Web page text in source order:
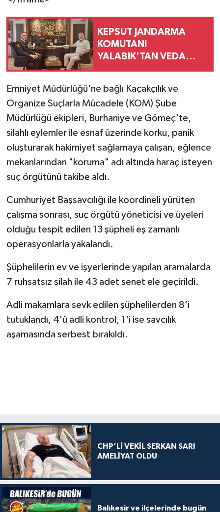
KEPSUT JANDARMA
KOMUTANI
YALABIK'TAN VEDA
Emniyet Müdürlüğü'ne bağlı Kaçakçılık ve
Organize Suçlarla Mücadele (KOM) Şube
Müdürlüğü ekipleri, Burhaniye ve Gömeç'te,
silahlı eylemler ile esnaf üzerinde korku, panik
oluşturarak hakimiyet sağlamaya çalışan, eğlence
mekanlarından "koruma" adı altında haraç isteyen
suç örgütünü takibe aldı.
Cumhuriyet Başsavcılığı ile koordineli yürüten
çalışma sonrası, suç örgütü yöneticisi ve üyeleri
olduğu tespit edilen 13 şüpheli eş zamanlı
operasyonlarla yakalandı.
Şüphelilerin ev ve işyerlerinde yapılan aramalarda
7 ruhsatsız silah ile 43 adet senet ele geçirildi.
Adli makamlara sevk edilen şüphelilerden 8'i
tutuklandı, 4'ü adli kontrol, 1'i ise savcılık
aşamasında serbest bırakıldı.
CHP’Lİ VEKİL SERKAN SARI
AMELİYAT OLDU
Balıkesir ve ilçelerinde bugün